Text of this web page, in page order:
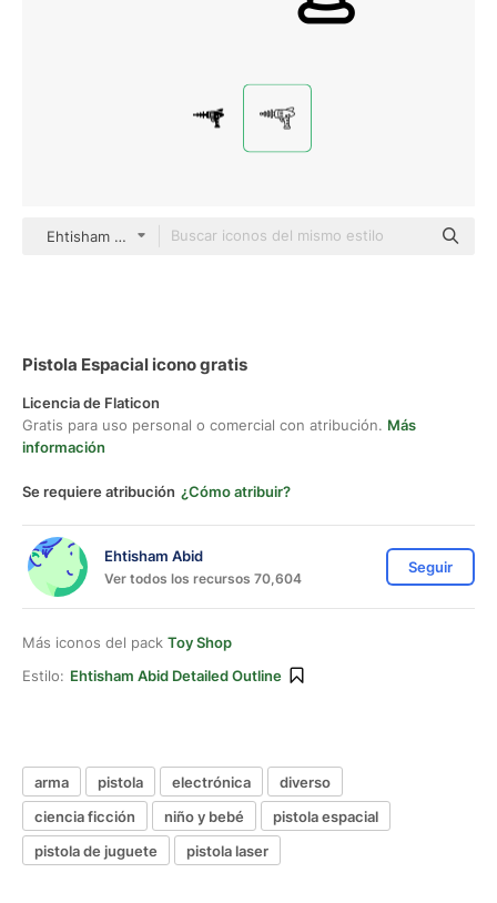
Ehtisham Abid Detailed Outline
Pistola Espacial icono gratis
Licencia de Flaticon
Gratis para uso personal o comercial con atribución. Más
información
Se requiere atribución ¿Cómo atribuir?
Ehtisham Abid
Ver todos los recursos 70,604
Seguir
Más iconos del pack Toy Shop
Estilo: Ehtisham Abid Detailed Outline
arma pistola electrónica
diverso
ciencia ficción
niño y bebé
pistola espacial
pistola de juguete
pistola laser